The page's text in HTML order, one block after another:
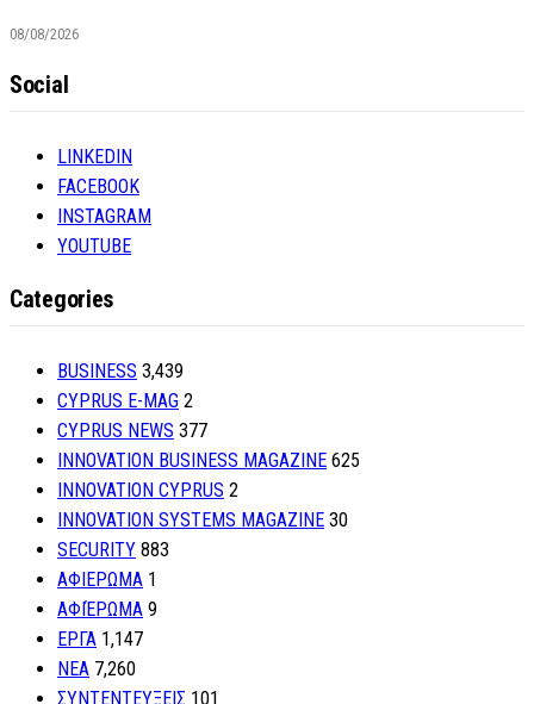
08/08/2026
Social
LINKEDIN
FACEBOOK
INSTAGRAM
YOUTUBE
Categories
BUSINESS 3,439
CYPRUS E-MAG 2
CYPRUS NEWS 377
INNOVATION BUSINESS MAGAZINE 625
INNOVATION CYPRUS 2
INNOVATION SYSTEMS MAGAZINE 30
SECURITY 883
ΑΦΙΕΡΩΜΑ 1
ΑΦΙΈΡΩΜΑ 9
ΕΡΓΑ 1,147
ΝΕΑ 7,260
ΣΥΝΤΕΝΤΕΥΞΕΙΣ 101